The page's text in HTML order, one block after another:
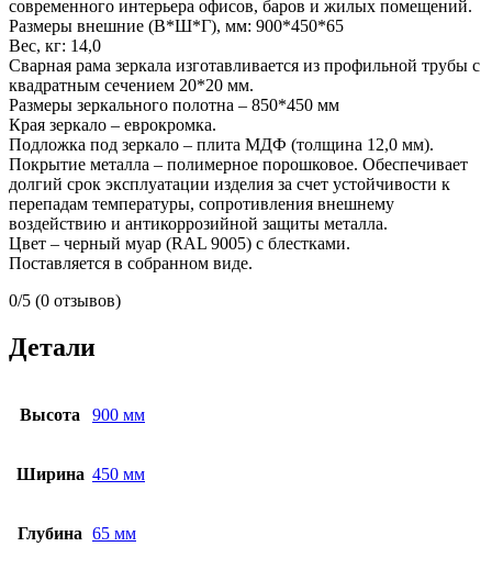
современного интерьера офисов, баров и жилых помещений.
Размеры внешние (В*Ш*Г), мм: 900*450*65
Вес, кг: 14,0
Сварная рама зеркала изготавливается из профильной трубы с
квадратным сечением 20*20 мм.
Размеры зеркального полотна – 850*450 мм
Края зеркало – еврокромка.
Подложка под зеркало – плита МДФ (толщина 12,0 мм).
Покрытие металла – полимерное порошковое. Обеспечивает
долгий срок эксплуатации изделия за счет устойчивости к
перепадам температуры, сопротивления внешнему
воздействию и антикоррозийной защиты металла.
Цвет – черный муар (RAL 9005) с блестками.
Поставляется в собранном виде.
0/5 (0 отзывов)
Детали
Высота 900 мм
Ширина 450 мм
Глубина 65 мм